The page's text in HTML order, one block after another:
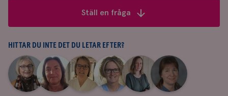
&
svar
Ställ en fråga
HITTAR DU INTE DET DU LETAR EFTER?
Aina
Johnsson
|
Anne
Andersson
Fredrika
Killander
|
Jeanette
Bäcklund
|
Maria
Edegran
|
Yvette
Andersson